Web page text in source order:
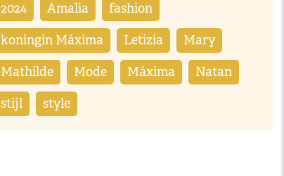
2024 Amalia fashion
koningin Máxima Letizia Mary
Mathilde Mode Máxima Natan
stijl style